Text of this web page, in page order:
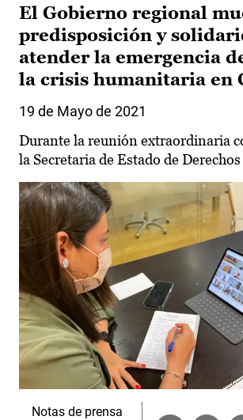
El Gobierno regional
predisposición y
atender la emergencia
la crisis humanitaria en
19 de Mayo de 2021
Durante la reunión extraordinaria
la Secretaria de Estado de Derechos
Notas de prensa